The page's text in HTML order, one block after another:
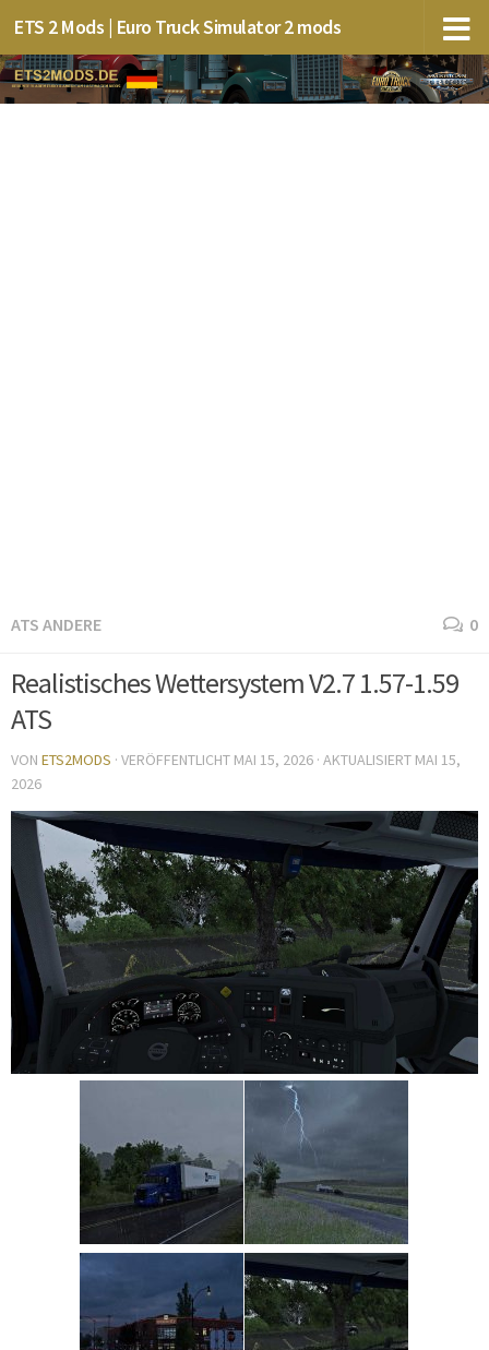
ETS 2 Mods | Euro Truck Simulator 2 mods
ATS ANDERE 0
Realistisches Wettersystem V2.7 1.57-1.59
ATS
VON ETS2MODS · VERÖFFENTLICHT MAI 15, 2026 · AKTUALISIERT MAI 15,
2026